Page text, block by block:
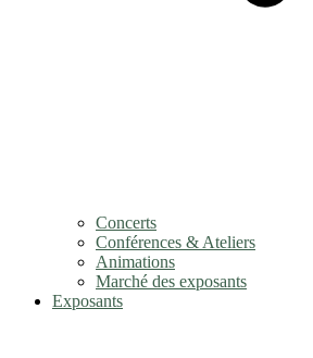
Concerts
Conférences & Ateliers
Animations
Marché des exposants
Exposants